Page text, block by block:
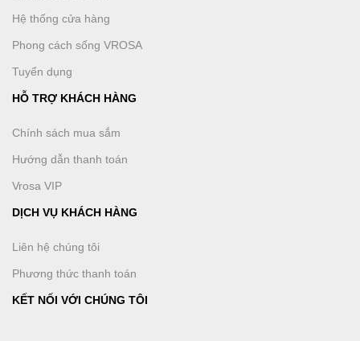
Hệ thống cửa hàng
Phong cách sống VROSA
Tuyển dụng
HỖ TRỢ KHÁCH HÀNG
Chính sách mua sắm
Hướng dẫn thanh toán
Vrosa VIP
DỊCH VỤ KHÁCH HÀNG
Liên hệ chúng tôi
Phương thức thanh toán
KẾT NỐI VỚI CHÚNG TÔI